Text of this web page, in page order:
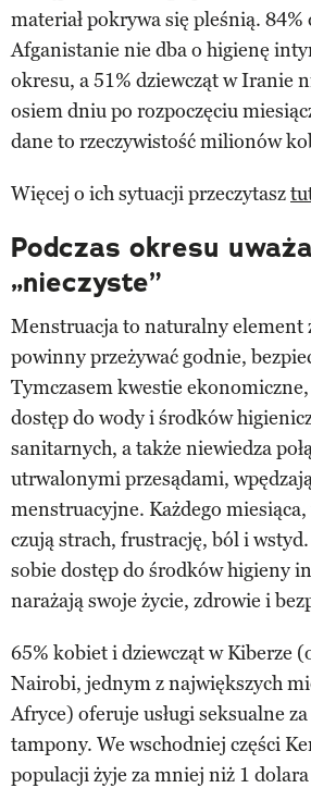
materiał pokrywa się pleśnią. 84%
Afganistanie nie dba o higienę
okresu, a 51% dziewcząt w Iranie
osiem dniu po rozpoczęciu
dane to rzeczywistość milionów
Więcej o ich sytuacji przeczytasz
Podczas okresu
„nieczyste”
Menstruacja to naturalny element
powinny przeżywać godnie,
Tymczasem kwestie
dostęp do wody i środków
sanitarnych, a także niewiedza
utrwalonymi przesądami,
menstruacyjne. Każdego
czują strach, frustrację, ból i
sobie dostęp do środków higieny
narażają swoje życie, zdrowie i
65% kobiet i dziewcząt w Kiberze
Nairobi, jednym z największych
Afryce) oferuje usługi seksualne
tampony. We wschodniej części
populacji żyje za mniej niż 1